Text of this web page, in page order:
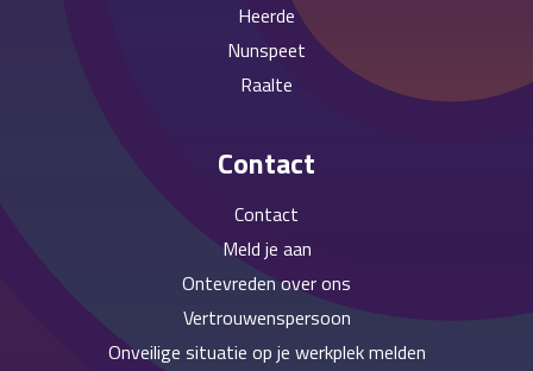
Heerde
Nunspeet
Raalte
Contact
Contact
Meld je aan
Ontevreden over ons
Vertrouwenspersoon
Onveilige situatie op je werkplek melden